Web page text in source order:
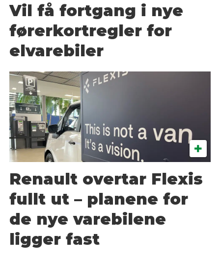
Vil få fortgang i nye
førerkortregler for
elvarebiler
Renault overtar Flexis
fullt ut – planene for
de nye varebilene
ligger fast